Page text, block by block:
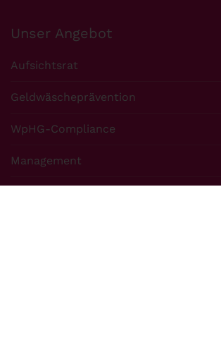
Unser Angebot
Aufsichtsrat
Geldwäscheprävention
WpHG-Compliance
Management